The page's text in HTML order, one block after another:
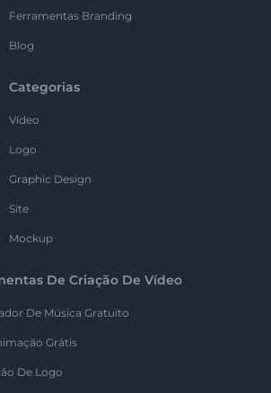
Ferramentas Branding
Blog
Categorias
Vídeo
Logo
Graphic Design
Site
Mockup
De Criação De Vídeo
De Música Gratuito
Grátis
De Logo